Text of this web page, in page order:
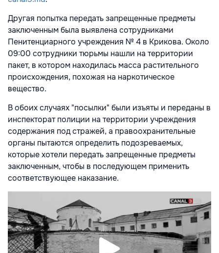
Другая попытка передать запрещенные предметы
заключенным была выявлена сотрудниками
Пенитенциарного учреждения № 4 в Крикова. Около
09:00 сотрудники тюрьмы нашли на территории
пакет, в котором находилась масса растительного
происхождения, похожая на наркотическое
вещество.
В обоих случаях "посылки" были изъяты и переданы в
инспекторат полиции на территории учреждения
содержания под стражей, а правоохранительные
органы пытаются определить подозреваемых,
которые хотели передать запрещенные предметы
заключенным, чтобы в последующем применить
соответствующее наказание.